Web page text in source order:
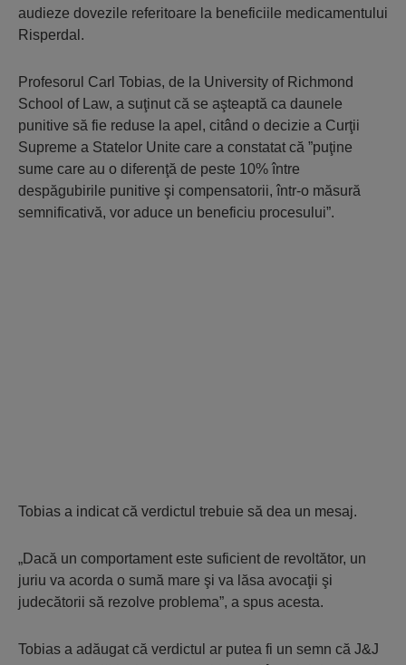
audieze dovezile referitoare la beneficiile medicamentului
Risperdal.
Profesorul Carl Tobias, de la University of Richmond
School of Law, a suţinut că se aşteaptă ca daunele
punitive să fie reduse la apel, citând o decizie a Curţii
Supreme a Statelor Unite care a constatat că ”puţine
sume care au o diferenţă de peste 10% între
despăgubirile punitive şi compensatorii, într-o măsură
semnificativă, vor aduce un beneficiu procesului”.
Tobias a indicat că verdictul trebuie să dea un mesaj.
„Dacă un comportament este suficient de revoltător, un
juriu va acorda o sumă mare şi va lăsa avocaţii şi
judecătorii să rezolve problema”, a spus acesta.
Tobias a adăugat că verdictul ar putea fi un semn că J&J